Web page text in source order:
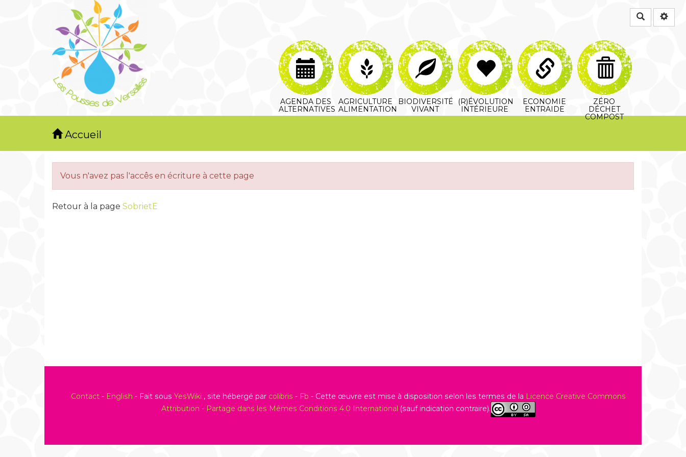
Rechercher
Accueil
AGENDA DES
ALTERNATIVES
AGRICULTURE
ALIMENTATION
BIODIVERSITÉ
VIVANT
(R)ÉVOLUTION
INTÉRIEURE
ECONOMIE
ENTRAIDE
ZÉRO
DÉCHET
COMPOST
Vous n'avez pas l'accês en écriture à cette page
Retour à la page SobrietE
Contact- English - Fait sous YesWiki , site hébergé par colibris - Fb - Cette œuvre est mise à disposition selon les termes de la
Licence Creative Commons
Attribution - Partage dans les Mêmes Conditions 4.0 International (sauf indication contraire).